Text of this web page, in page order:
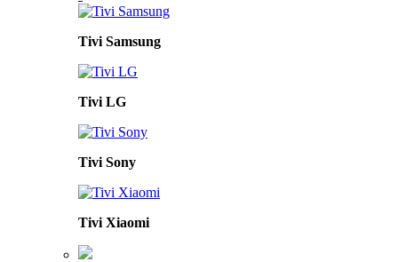
Tivi Samsung
Tivi LG
Tivi Sony
Tivi Xiaomi